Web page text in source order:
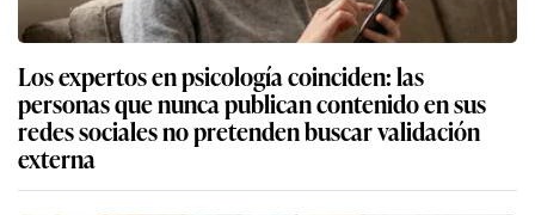
Los expertos en psicología coinciden: las
personas que nunca publican contenido en sus
redes sociales no pretenden buscar validación
externa